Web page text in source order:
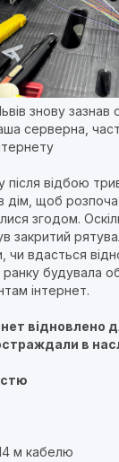
знову зазнав
серверна,
відбою
дім, щоб
згодом.
закритий
чи вдасться
будувала
інтернет.
відновлено
в
м кабелю